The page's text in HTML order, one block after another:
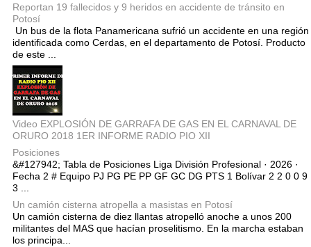
Reportan 19 fallecidos y 9 heridos en accidente de tránsito en
Potosí
Un bus de la flota Panamericana sufrió un accidente en una región
identificada como Cerdas, en el departamento de Potosí. Producto
de este ...
Video EXPLOSIÓN DE GARRAFA DE GAS EN EL CARNAVAL DE
ORURO 2018 1ER INFORME RADIO PIO XII
Posiciones
&#127942; Tabla de Posiciones Liga División Profesional · 2026 ·
Fecha 2 # Equipo PJ PG PE PP GF GC DG PTS 1 Bolívar 2 2 0 0 9
3 ...
Un camión cisterna atropella a masistas en Potosí
Un camión cisterna de diez llantas atropelló anoche a unos 200
militantes del MAS que hacían proselitismo. En la marcha estaban
los principa...